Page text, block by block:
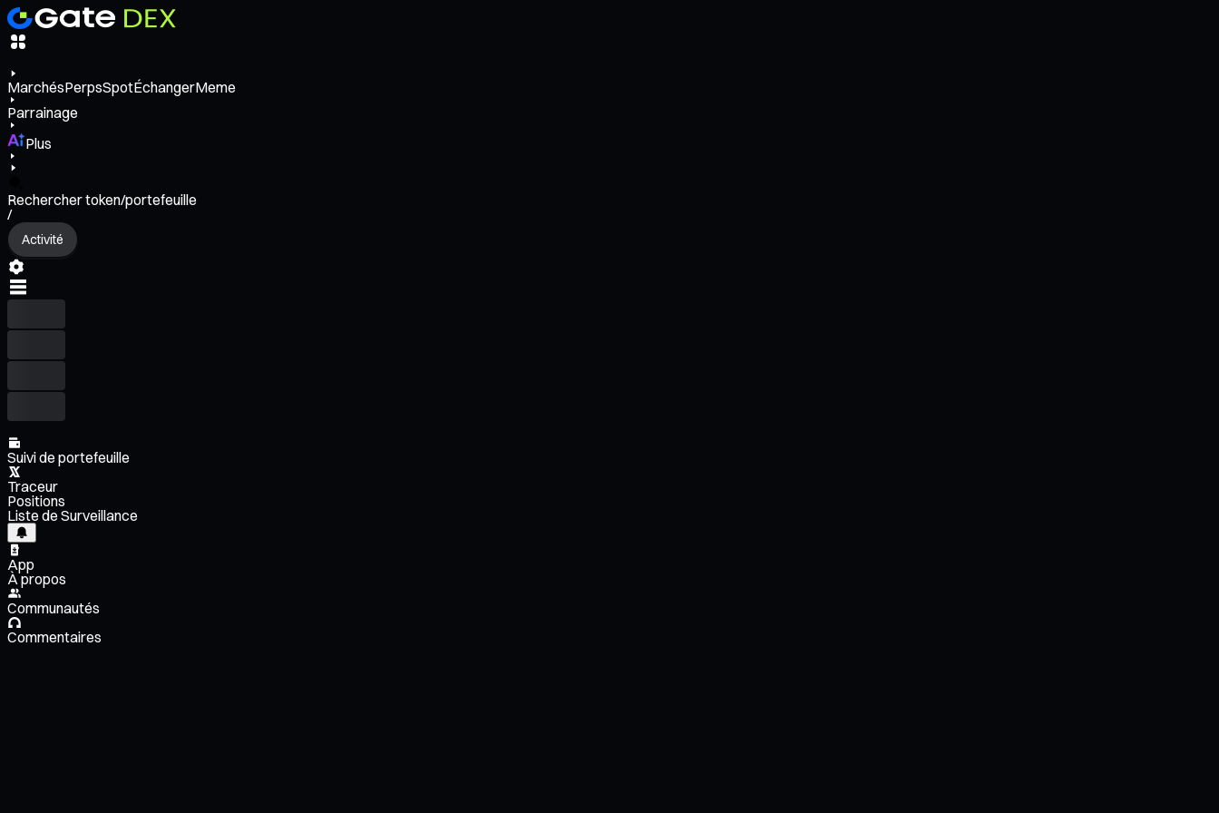
MarchésPerpsSpotÉchangerMeme
Parrainage
Plus
Rechercher token/portefeuille
/
Activité
Suivi de portefeuille
Traceur
Positions
Liste de Surveillance
App
À propos
Communautés
Commentaires